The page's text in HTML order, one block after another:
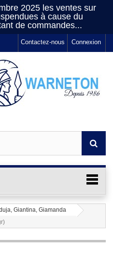
2025 les ventes sur
à cause du
de commandes...
Connexion
Contactez-nous
Giantina, Giamanda